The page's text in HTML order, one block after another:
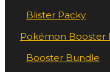
Blister Packy
Pokémon Booster
Booster Bundle